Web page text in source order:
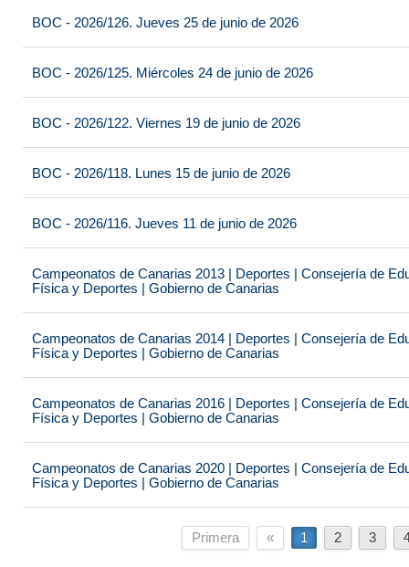
BOC - 2026/126. Jueves 25 de junio de 2026
BOC - 2026/125. Miércoles 24 de junio de 2026
BOC - 2026/122. Viernes 19 de junio de 2026
BOC - 2026/118. Lunes 15 de junio de 2026
BOC - 2026/116. Jueves 11 de junio de 2026
Campeonatos de Canarias 2013 | Deportes | Consejería de
Física y Deportes | Gobierno de Canarias
Campeonatos de Canarias 2014 | Deportes | Consejería de
Física y Deportes | Gobierno de Canarias
Campeonatos de Canarias 2016 | Deportes | Consejería de
Física y Deportes | Gobierno de Canarias
Campeonatos de Canarias 2020 | Deportes | Consejería de
Física y Deportes | Gobierno de Canarias
Primera « 1 2 3